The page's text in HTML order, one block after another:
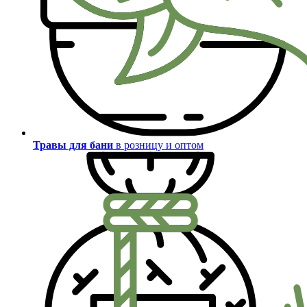
Травы для бани в розницу и оптом